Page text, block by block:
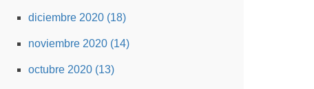
diciembre 2020 (18)
noviembre 2020 (14)
octubre 2020 (13)